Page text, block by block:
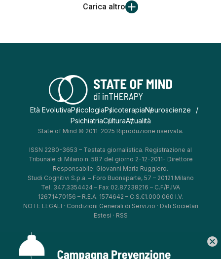
Carica altro
Età EvolutivaPsicologiaPsicoterapiaNeuroscienze
PsichiatriaCulturaAttualità
State of Mind © 2011-2025 Riproduzione riservata.
ISSN 2280-3653 – Testata giornalistica. Registrazione al
Tribunale di Milano n. 587 del giorno 2-12-2011- Direttore
Responsabile: Giovanni Maria Ruggiero.
Studi Cognitivi S.p.a. – Foro Buonaparte, 57 – 20121 Milano
Tel. 347.3354424 – Fax 02.87238216 – C.F/P.IVA
12671470156 – R.E.A. 1574642 – C.S.€1.000.060 I.V.
NOTE LEGALI · Condizioni Generali di Servizio · Dati Societari
Estesi · RSS
cancel